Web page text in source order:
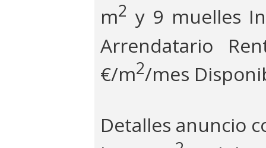
m2 y 9 muelles
Arrendatario
€/m2/mes
Detalles anuncio